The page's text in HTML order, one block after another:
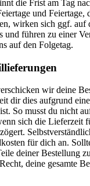
die Frist am Tag
und Feiertage,
wirken sich ggf. auf
und führen zu einer
auf den Folgetag.
wir deine
dir dies aufgrund
So musst du nicht
sich die Lieferzeit
für dich an.
deiner Bestellung
deine gesamte